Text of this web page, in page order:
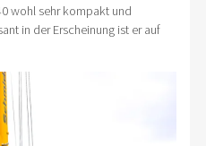
wohl sehr kompakt und
in der Erscheinung ist er auf